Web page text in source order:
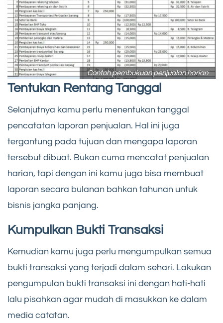
Contoh pembukuan penjualan harian
Tentukan Rentang Tanggal
Selanjutnya kamu perlu menentukan tanggal
pencatatan laporan penjualan. Hal ini juga
tergantung pada tujuan dan mengapa laporan
tersebut dibuat. Bukan cuma mencatat penjualan
harian, tapi dengan ini kamu juga bisa membuat
laporan secara bulanan bahkan tahunan untuk
bisnis jangka panjang.
Kumpulkan Bukti Transaksi
Kemudian kamu juga perlu mengumpulkan semua
bukti transaksi yang terjadi dalam sehari. Lakukan
pengumpulan bukti transaksi ini dengan hati-hati
lalu pisahkan agar mudah di masukkan ke dalam
media catatan.